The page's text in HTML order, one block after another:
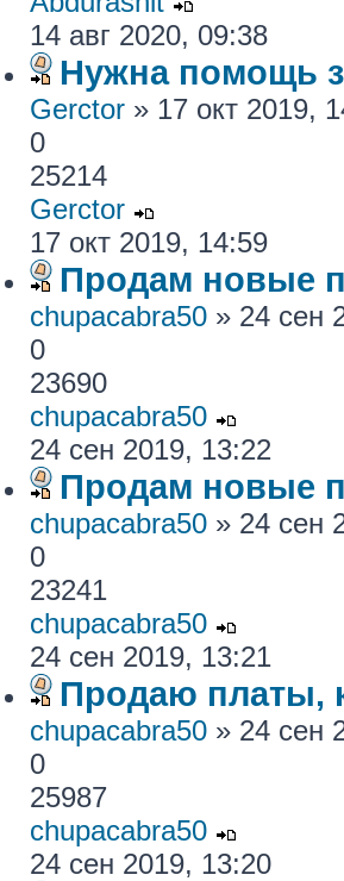
14 авг 2020, 09:38
Нужна помощь
Gerctor » 17 окт 2019,
0
25214
Gerctor
17 окт 2019, 14:59
Продам новые
chupacabra50 » 24 сен
0
23690
chupacabra50
24 сен 2019, 13:22
Продам новые
chupacabra50 » 24 сен
0
23241
chupacabra50
24 сен 2019, 13:21
Продаю платы,
chupacabra50 » 24 сен
0
25987
chupacabra50
24 сен 2019, 13:20